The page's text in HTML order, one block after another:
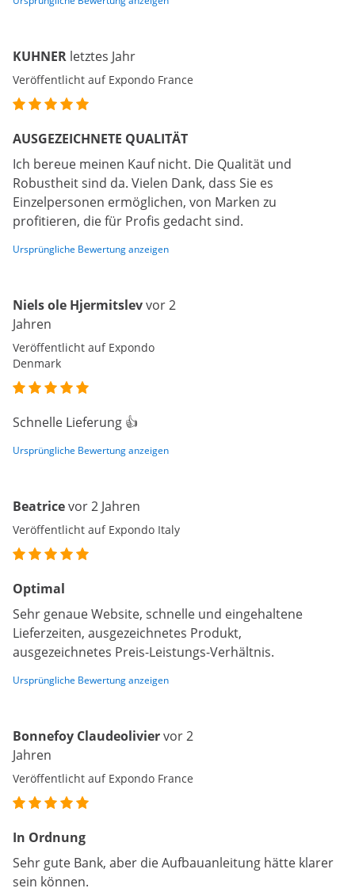
KUHNER letztes Jahr
Veröffentlicht auf Expondo France
AUSGEZEICHNETE QUALITÄT
Ich bereue meinen Kauf nicht. Die Qualität und
Robustheit sind da. Vielen Dank, dass Sie es
Einzelpersonen ermöglichen, von Marken zu
profitieren, die für Profis gedacht sind.
Ursprüngliche Bewertung anzeigen
Niels ole Hjermitslevvor 2
Jahren
Veröffentlicht auf Expondo
Denmark
Schnelle Lieferung 👍
Ursprüngliche Bewertung anzeigen
Beatricevor 2 Jahren
Veröffentlicht auf Expondo Italy
Optimal
Sehr genaue Website, schnelle und eingehaltene
Lieferzeiten, ausgezeichnetes Produkt,
ausgezeichnetes Preis-Leistungs-Verhältnis.
Ursprüngliche Bewertung anzeigen
Bonnefoy Claudeoliviervor 2
Jahren
Veröffentlicht auf Expondo France
In Ordnung
Sehr gute Bank, aber die Aufbauanleitung hätte klarer
sein können.